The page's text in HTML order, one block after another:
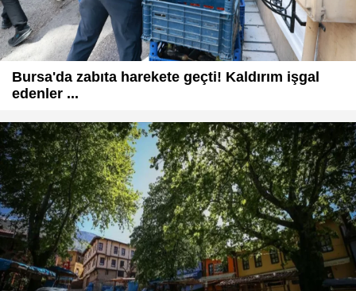
Bursa'da zabıta harekete geçti! Kaldırım işgal
edenler ...